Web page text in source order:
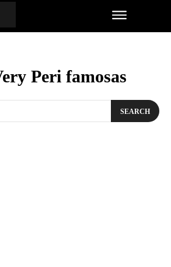
Peri famosas
SEARCH